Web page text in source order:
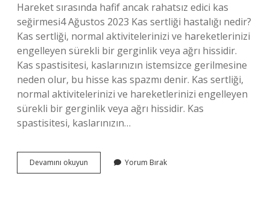
Hareket sırasında hafif ancak rahatsız edici kas
seğirmesi4 Ağustos 2023 Kas sertliği hastalığı nedir?
Kas sertliği, normal aktivitelerinizi ve hareketlerinizi
engelleyen sürekli bir gerginlik veya ağrı hissidir.
Kas spastisitesi, kaslarınızın istemsizce gerilmesine
neden olur, bu hisse kas spazmı denir. Kas sertliği,
normal aktivitelerinizi ve hareketlerinizi engelleyen
sürekli bir gerginlik veya ağrı hissidir. Kas
spastisitesi, kaslarınızın…
Devamını okuyun
Sertleşmesi
Yorum Bırak